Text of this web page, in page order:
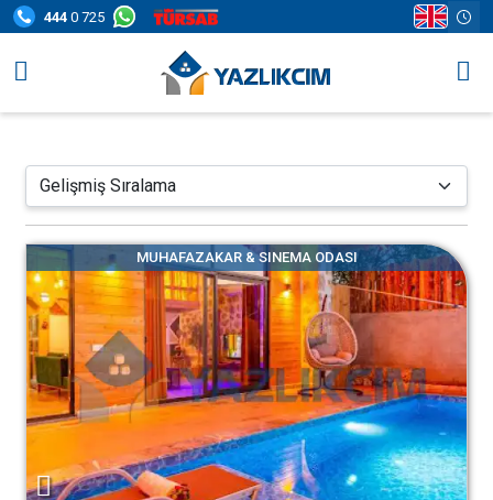
444 0 725
Bölgeler
Fırsatlar
Bilgi Sayfaları
Blog
İletişim
MUHAFAZAKAR & SINEMA ODASI